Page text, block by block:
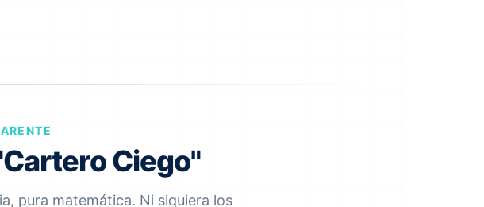
Ciego"
pura matemática. Ni siquiera los